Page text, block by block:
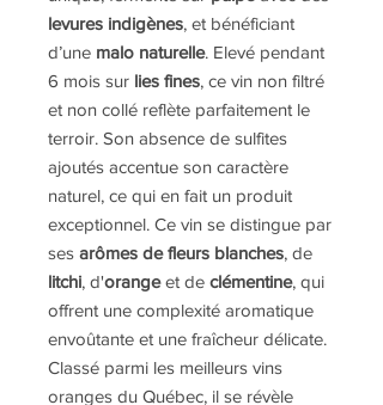
levures indigènes, et bénéficiant
d’une malo naturelle. Elevé pendant
6 mois sur lies fines, ce vin non filtré
et non collé reflète parfaitement le
terroir. Son absence de sulfites
ajoutés accentue son caractère
naturel, ce qui en fait un produit
exceptionnel. Ce vin se distingue par
ses arômes de fleurs blanches, de
litchi, d'orangeet de clémentine, qui
offrent une complexité aromatique
envoûtante et une fraîcheur délicate.
Classé parmi les meilleurs vins
oranges du Québec, il se révèle